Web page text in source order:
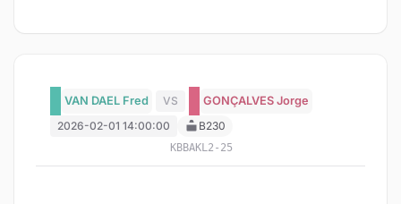
VAN DAEL Fred VS
GONÇALVES Jorge
2026-02-01 14:00:00
B230
KBBAKL2-25